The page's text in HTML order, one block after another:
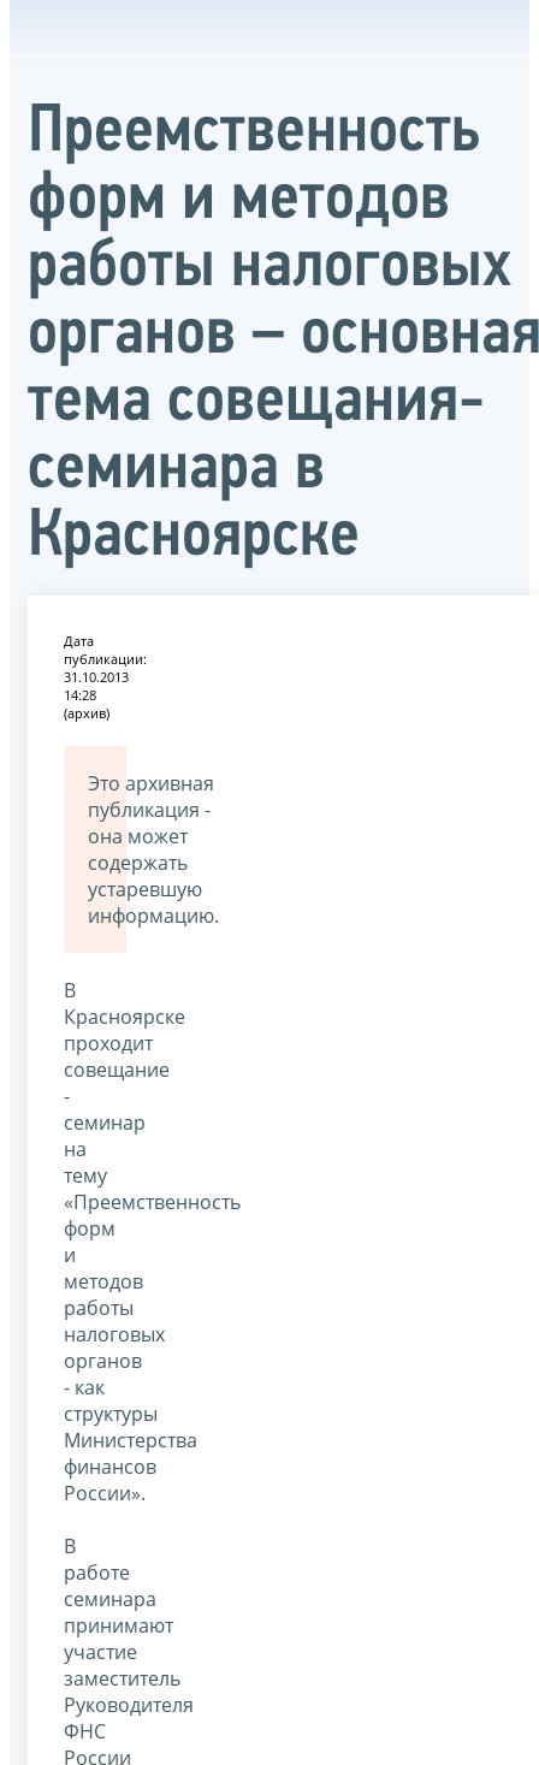
Преемственность
форм и методов
работы налоговых
органов –
тема совещания-
семинара в
Красноярске
Дата
публикации:
31.10.2013
14:28
(архив)
Это архивная
публикация -
она может
содержать
устаревшую
информацию.
В
Красноярске
проходит
совещание
-
семинар
на
тему
«Преемственность
форм
и
методов
работы
налоговых
органов
- как
структуры
Министерства
финансов
России».
В
работе
семинара
принимают
участие
заместитель
Руководителя
ФНС
России